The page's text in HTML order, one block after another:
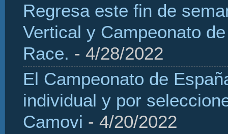
Regresa este fin de
Vertical y Campeonato
Race. - 4/28/2022
El Campeonato de
individual y por
Camovi - 4/20/2022